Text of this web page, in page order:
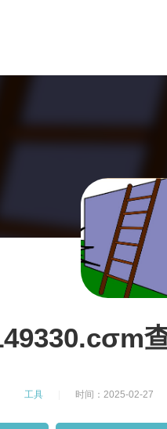
工具 时间：2025-02-27